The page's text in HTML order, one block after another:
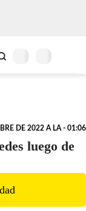
DE 2022 A LA - 01:06
luego de